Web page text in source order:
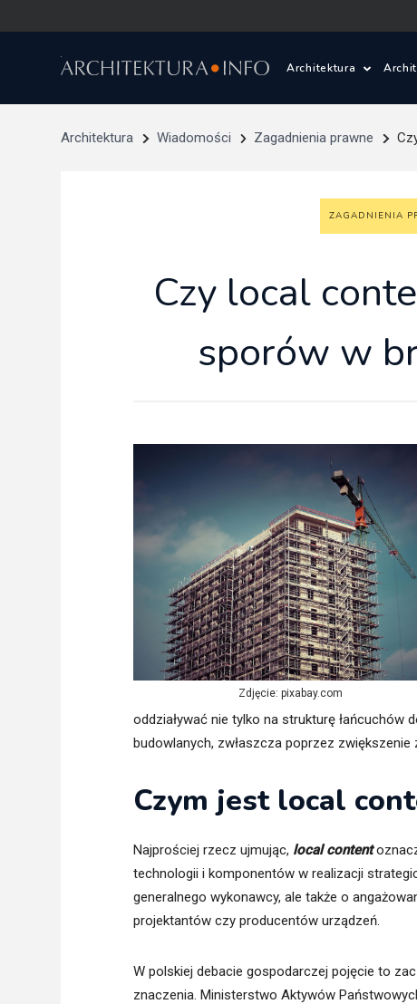
Architektura
Wasze realizacje
Architektura
Galeria Miast
Filmy
Architektura Wiadomości Zagadnienia prawne
ZAGADNIENIA
Czy local
sporów w
Zdjęcie: pixabay.com
oddziaływać nie tylko na strukturę
budowlanych, zwłaszcza poprzez
Czym jest local
Najprościej rzecz ujmując, local content
technologii i komponentów w realizacji
generalnego wykonawcy, ale także o
projektantów czy producentów urządzeń.
W polskiej debacie gospodarczej pojęcie to
znaczenia. Ministerstwo Aktywów